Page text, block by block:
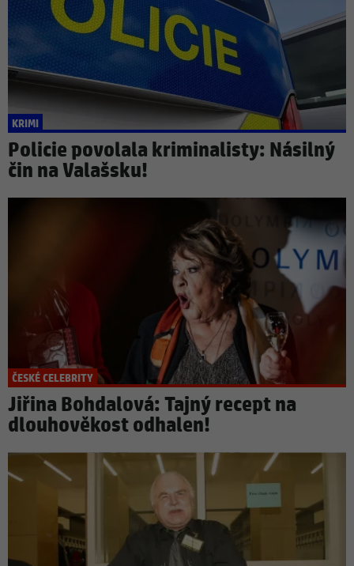
KRIMI
Policie povolala kriminalisty: Násilný
čin na Valašsku!
ČESKÉ CELEBRITY
Jiřina Bohdalová: Tajný recept na
dlouhověkost odhalen!